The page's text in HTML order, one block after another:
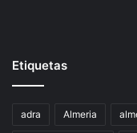
Etiquetas
adra Almeria